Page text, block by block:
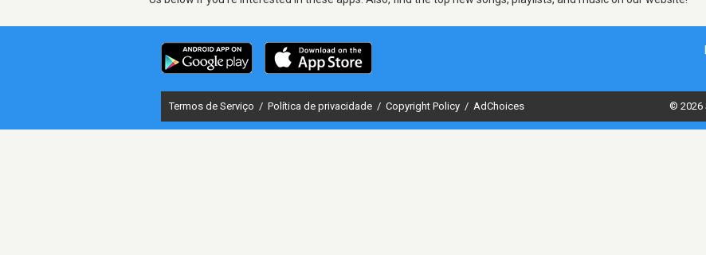
Termos de Serviço / Política de privacidade / Copyright Policy / AdChoices © 2026